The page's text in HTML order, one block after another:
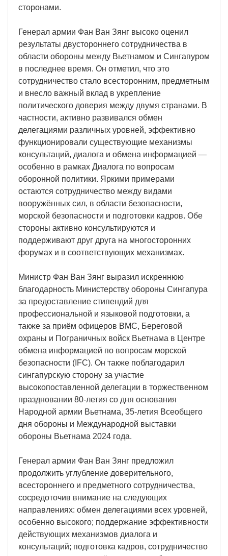
сторонами.
Генерал армии Фан Ван Зянг высоко оценил
результаты двустороннего сотрудничества в
области обороны между Вьетнамом и Сингапуром
в последнее время. Он отметил, что это
сотрудничество стало всесторонним, предметным
и внесло важный вклад в укрепление
политического доверия между двумя странами. В
частности, активно развивался обмен
делегациями различных уровней, эффективно
функционировали существующие механизмы
консультаций, диалога и обмена информацией —
особенно в рамках Диалога по вопросам
оборонной политики. Яркими примерами
остаются сотрудничество между видами
вооружённых сил, в области безопасности,
морской безопасности и подготовки кадров. Обе
стороны активно консультируются и
поддерживают друг друга на многосторонних
форумах и в соответствующих механизмах.
Министр Фан Ван Зянг выразил искреннюю
благодарность Министерству обороны Сингапура
за предоставление стипендий для
профессиональной и языковой подготовки, а
также за приём офицеров ВМС, Береговой
охраны и Пограничных войск Вьетнама в Центре
обмена информацией по вопросам морской
безопасности (IFC). Он также поблагодарил
сингапурскую сторону за участие
высокопоставленной делегации в торжественном
праздновании 80-летия со дня основания
Народной армии Вьетнама, 35-летия Всеобщего
дня обороны и Международной выставки
обороны Вьетнама 2024 года.
Генерал армии Фан Ван Зянг предложил
продолжить углубление доверительного,
всестороннего и предметного сотрудничества,
сосредоточив внимание на следующих
направлениях: обмен делегациями всех уровней,
особенно высокого; поддержание эффективности
действующих механизмов диалога и
консультаций; подготовка кадров, сотрудничество